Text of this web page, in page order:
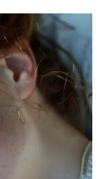
intensief